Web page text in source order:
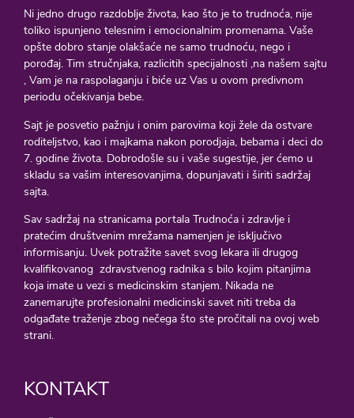
Ni jedno drugo razdoblje života, kao što je to trudnoća, nije
toliko ispunjeno telesnim i emocionalnim promenama. Vaše
opšte dobro stanje olakšaće ne samo trudnoću, nego i
porođaj. Tim stručnjaka, razlicitih specijalnosti ,na našem sajtu
, Vam je na raspolaganju i biće uz Vas u ovom predivnom
periodu očekivanja bebe.
Sajt je posvetio pažnju i onim parovima koji žele da ostvare
roditeljstvo, kao i majkama nakon porodjaja, bebama i deci do
7. godine života. Dobrodošle su i vaše sugestije, jer ćemo u
skladu sa vašim interesovanjima, dopunjavati i širiti sadržaj
sajta.
Sav sadržaj na stranicama portala Trudnoća i zdravlje i
pratećim društvenim mrežama namenjen je isključivo
informisanju. Uvek potražite savet svog lekara ili drugog
kvalifikovanog zdravstvenog radnika s bilo kojim pitanjima
koja imate u vezi s medicinskim stanjem. Nikada ne
zanemarujte profesionalni medicinski savet niti treba da
odgađate traženje zbog nečega što ste pročitali na ovoj web
strani.
KONTAKT